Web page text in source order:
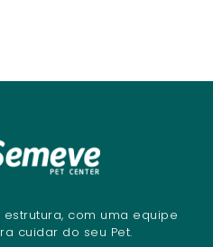
com uma equipe
cuidar do seu Pet.